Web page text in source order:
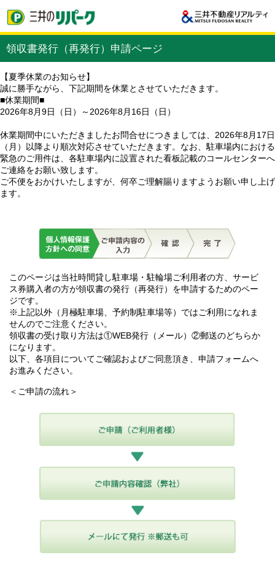
領収書発行（再発行）申請ページ
【夏季休業のお知らせ】
誠に勝手ながら、下記期間を休業とさせていただきます。
■休業期間■
2026年8月9日（日）～2026年8月16日（日）
休業期間中にいただきましたお問合せにつきましては、2026年8月17日
（月）以降より順次対応させていただきます。なお、駐車場内における
緊急のご用件は、各駐車場内に設置された看板記載のコールセンターへ
ご連絡をお願い致します。
ご不便をおかけいたしますが、何卒ご理解賜りますようお願い申し上げ
ます。
このページは当社時間貸し駐車場・駐輪場ご利用者の方、サービ
ス券購入者の方が領収書の発行（再発行）を申請するためのペー
ジです。
※上記以外（月極駐車場、予約制駐車場等）ではご利用になれま
せんのでご注意ください。
領収書の受け取り方法は①WEB発行（メール）②郵送のどちらか
になります。
以下、各項目についてご確認およびご同意頂き、申請フォームへ
お進みください。
＜ご申請の流れ＞